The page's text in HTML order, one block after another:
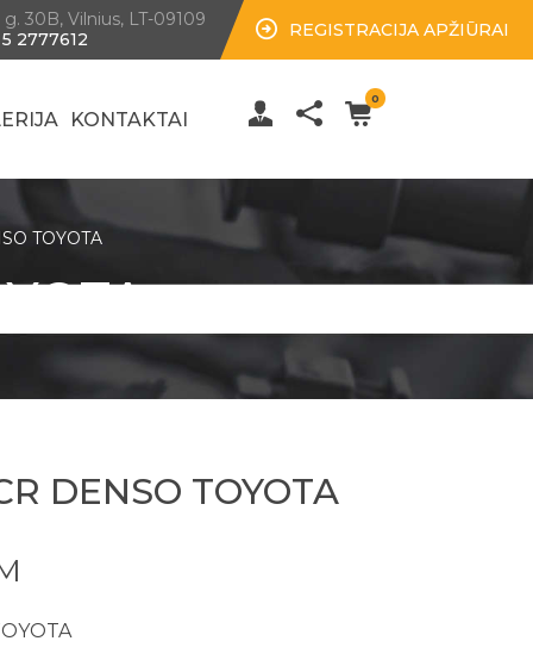
REGISTRACIJA APŽIŪRAI
30B, Vilnius, LT-09109
2777612
KONTAKTAI
0
TOYOTA
DENSO TOYOTA